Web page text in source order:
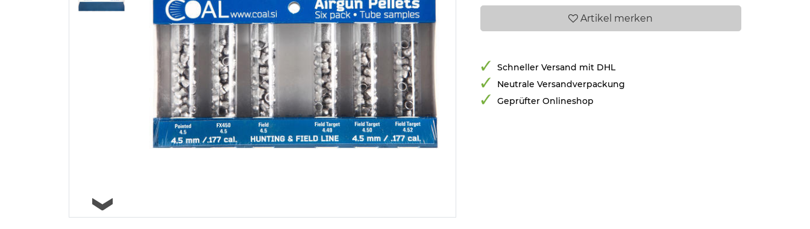
Artikel merken
Schneller Versand mit DHL
Neutrale Versandverpackung
Geprüfter Onlineshop